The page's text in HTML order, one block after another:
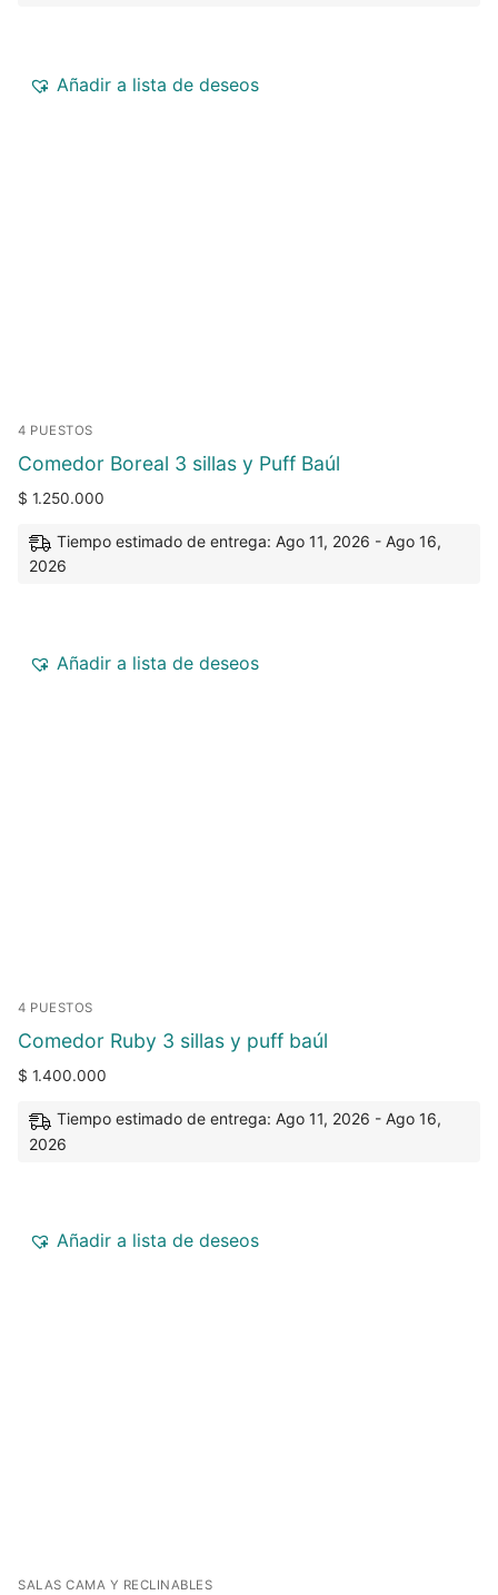
Añadir a lista de deseos
4 PUESTOS
Comedor Boreal 3 sillas y Puff Baúl
$ 1.250.000
Tiempo estimado de entrega: Ago 11, 2026 - Ago 16,
2026
Añadir a lista de deseos
4 PUESTOS
Comedor Ruby 3 sillas y puff baúl
$ 1.400.000
Tiempo estimado de entrega: Ago 11, 2026 - Ago 16,
2026
Añadir a lista de deseos
SALAS CAMA Y RECLINABLES